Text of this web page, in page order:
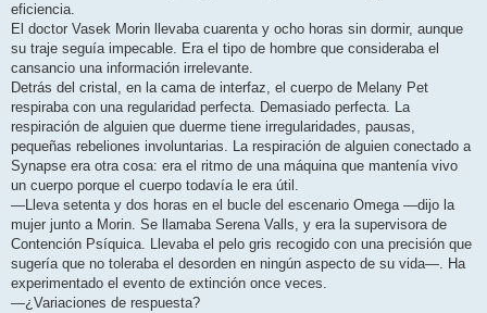
eficiencia.
El doctor Vasek Morin llevaba cuarenta y ocho horas sin dormir, aunque
su traje seguía impecable. Era el tipo de hombre que consideraba el
cansancio una información irrelevante.
Detrás del cristal, en la cama de interfaz, el cuerpo de Melany Pet
respiraba con una regularidad perfecta. Demasiado perfecta. La
respiración de alguien que duerme tiene irregularidades, pausas,
pequeñas rebeliones involuntarias. La respiración de alguien conectado a
Synapse era otra cosa: era el ritmo de una máquina que mantenía vivo
un cuerpo porque el cuerpo todavía le era útil.
—Lleva setenta y dos horas en el bucle del escenario Omega —dijo la
mujer junto a Morin. Se llamaba Serena Valls, y era la supervisora de
Contención Psíquica. Llevaba el pelo gris recogido con una precisión que
sugería que no toleraba el desorden en ningún aspecto de su vida—. Ha
experimentado el evento de extinción once veces.
—¿Variaciones de respuesta?